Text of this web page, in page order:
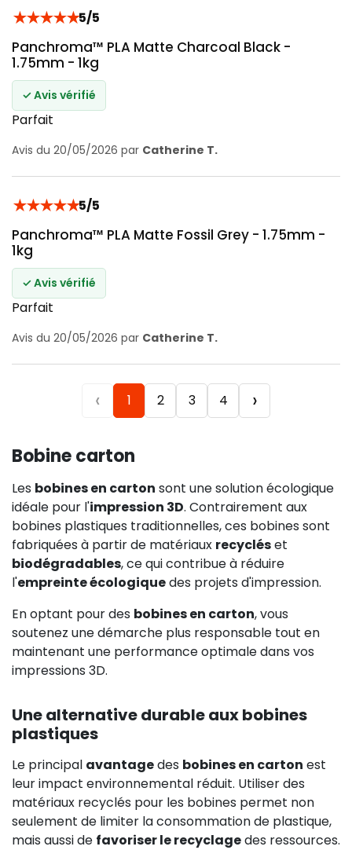
★★★★★5/5
Panchroma™ PLA Matte Charcoal Black -
1.75mm - 1kg
✓ Avis vérifié
Parfait
Avis du 20/05/2026 par Catherine T.
★★★★★5/5
Panchroma™ PLA Matte Fossil Grey - 1.75mm -
1kg
✓ Avis vérifié
Parfait
Avis du 20/05/2026 par Catherine T.
‹ 1 2 3 4 ›
Bobine carton
Les bobines en carton sont une solution écologique
idéale pour l'impression 3D. Contrairement aux
bobines plastiques traditionnelles, ces bobines sont
fabriquées à partir de matériaux recycléset
biodégradables, ce qui contribue à réduire
l'empreinte écologiquedes projets d'impression.
En optant pour des bobines en carton, vous
soutenez une démarche plus responsable tout en
maintenant une performance optimale dans vos
impressions 3D.
Une alternative durable aux bobines
plastiques
Le principal avantagedes bobines en carton est
leur impact environnemental réduit. Utiliser des
matériaux recyclés pour les bobines permet non
seulement de limiter la consommation de plastique,
mais aussi de favoriser le recyclagedes ressources.